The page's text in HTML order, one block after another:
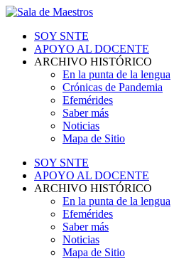
SOY SNTE
APOYO AL DOCENTE
ARCHIVO HISTÓRICO
En la punta de la lengua
Crónicas de Pandemia
Efemérides
Saber más
Noticias
Mapa de Sitio
SOY SNTE
APOYO AL DOCENTE
ARCHIVO HISTÓRICO
En la punta de la lengua
Efemérides
Saber más
Noticias
Mapa de Sitio